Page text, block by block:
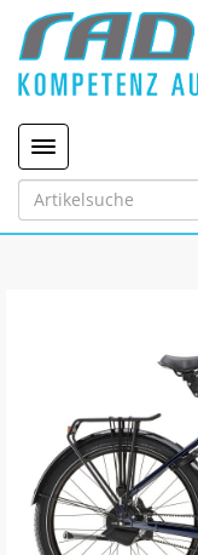
Toggle navigation